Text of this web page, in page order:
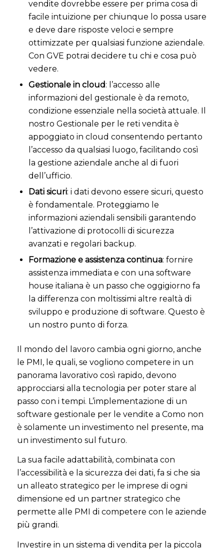
vendite dovrebbe essere per prima cosa di
facile intuizione per chiunque lo possa usare
e deve dare risposte veloci e sempre
ottimizzate per qualsiasi funzione aziendale.
Con GVE potrai decidere tu chi e cosa può
vedere.
Gestionale in cloud: l’accesso alle
informazioni del gestionale è da remoto,
condizione essenziale nella società attuale. Il
nostro Gestionale per le reti vendita è
appoggiato in cloud consentendo pertanto
l’accesso da qualsiasi luogo, facilitando così
la gestione aziendale anche al di fuori
dell’ufficio.
Dati sicuri: i dati devono essere sicuri, questo
è fondamentale. Proteggiamo le
informazioni aziendali sensibili garantendo
l’attivazione di protocolli di sicurezza
avanzati e regolari backup.
Formazione e assistenza continua: fornire
assistenza immediata e con una software
house italiana è un passo che oggigiorno fa
la differenza con moltissimi altre realtà di
sviluppo e produzione di software. Questo è
un nostro punto di forza.
Il mondo del lavoro cambia ogni giorno, anche
le PMI, le quali, se vogliono competere in un
panorama lavorativo così rapido, devono
approcciarsi alla tecnologia per poter stare al
passo con i tempi. L’implementazione di un
software gestionale per le vendite a Como non
è solamente un investimento nel presente, ma
un investimento sul futuro.
La sua facile adattabilità, combinata con
l’accessibilità e la sicurezza dei dati, fa si che sia
un alleato strategico per le imprese di ogni
dimensione ed un partner strategico che
permette alle PMI di competere con le aziende
più grandi.
Investire in un sistema di vendita per la piccola